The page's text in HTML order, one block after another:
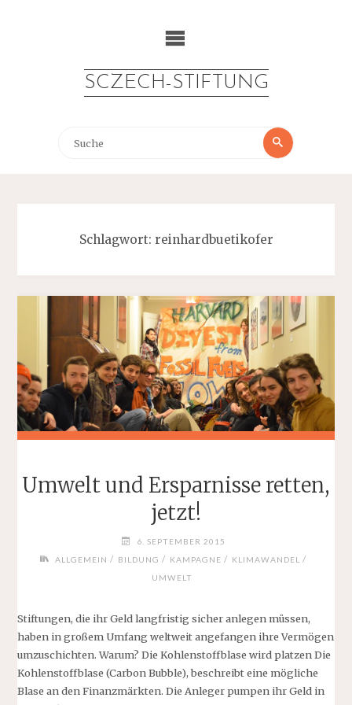
SCZECH-STIFTUNG
Suche
Suche
Schlagwort: reinhardbuetikofer
Umwelt und Ersparnisse retten,
jetzt!
6. SEPTEMBER 2015
ALLGEMEIN / BILDUNG / KAMPAGNE / KLIMAWANDEL /
UMWELT
Stiftungen, die ihr Geld langfristig sicher anlegen müssen,
haben in großem Umfang weltweit angefangen ihre Vermögen
umzuschichten. Warum? Die Kohlenstoffblase wird platzen Die
Kohlenstoffblase (Carbon Bubble), beschreibt eine mögliche
Blase an den Finanzmärkten. Die Anleger pumpen ihr Geld in